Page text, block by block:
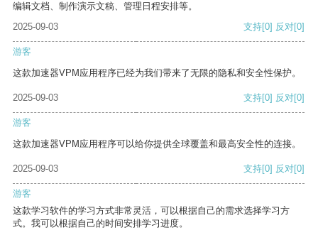
编辑文档、制作演示文稿、管理日程安排等。
2025-09-03
支持[0] 反对[0]
游客
这款加速器VPM应用程序已经为我们带来了无限的隐私和安全性保护。
2025-09-03 支持[0] 反对[0]
游客
这款加速器VPM应用程序可以给你提供全球覆盖和最高安全性的连接。
2025-09-03 支持[0] 反对[0]
游客
这款学习软件的学习方式非常灵活，可以根据自己的需求选择学习方
式。我可以根据自己的时间安排学习进度。